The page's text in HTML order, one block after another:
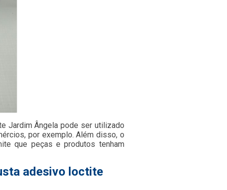
Jardim Ângela pode ser utilizado
por exemplo. Além disso, o
que peças e produtos tenham
adesivo loctite